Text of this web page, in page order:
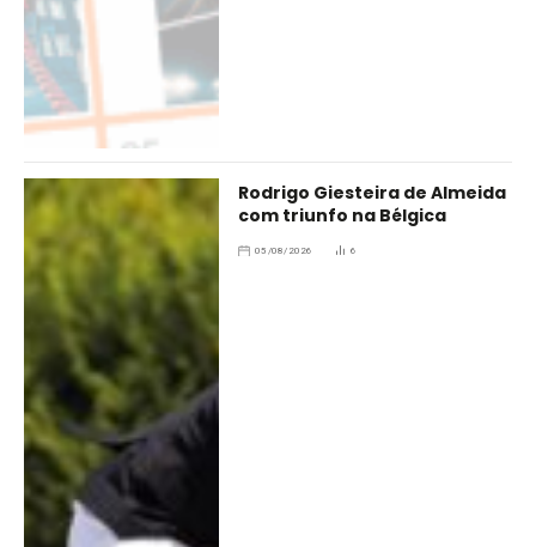
Rodrigo Giesteira de Almeida
com triunfo na Bélgica
05/08/2026 6